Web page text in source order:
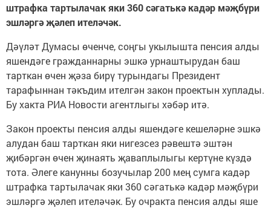
штрафка тартылачак яки 360 сәгатькә кадәр мәҗбүри
эшләргә җәлеп ителәчәк.
Дәүләт Думасы өченче, соңгы укылышта пенсия алды
яшендәге гражданнарны эшкә урнаштырудан баш
тарткан өчен җәза бирү турындагы Президент
тарафыннан тәкъдим ителгән закон проектын хуплады.
Бу хакта РИА Новости агентлыгы хәбәр итә.
Закон проекты пенсия алды яшендәге кешеләрне эшкә
алудан баш тарткан яки нигезсез рәвештә эштән
җибәргән өчен җинаять җаваплылыгы кертүне күздә
тота. Әлеге канунны бозучылар 200 мең сумга кадәр
штрафка тартылачак яки 360 сәгатькә кадәр мәҗбүри
эшләргә җәлеп ителәчәк. Бу очракта пенсия алды яше